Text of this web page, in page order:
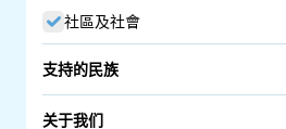
社區及社會
支持的民族
关于我们